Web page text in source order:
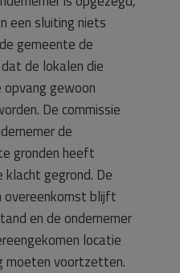
een sluiting niets
gemeente de
de lokalen die
gewoon
De commissie
de
gronden heeft
gegrond. De
overeenkomst blijft
en de ondernemer
locatie
moeten voortzetten.